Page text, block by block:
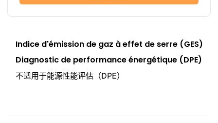
Indice d'émission de gaz à effet de serre (GES)
Diagnostic de performance énergétique (DPE)
不适用于能源性能评估（DPE）